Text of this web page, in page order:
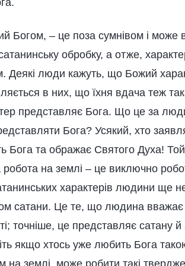
Богом, – це поза сумнівом і може
обробку, а отже,
Деякі люди кажуть, що Божий
в них, що їхня вдача теж
представляє Бога. Що це за
Бога? Усякий, хто
Бога та ображає Святого Духа! Той
на землі – це виключно
характерів людини ще
сатани. Це те, що людина вважає
точніше, це представляє сатану
якщо хтось уже любить Бога
на землі, може робити такі